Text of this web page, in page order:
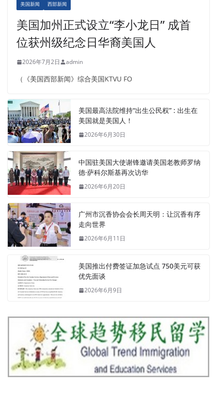
美国新闻 西部新闻
美国加州正式设立“李小龙日” 成首
位获州级纪念日华裔美国人
2026年7月2日 admin
（《美国西部新闻》综合美国KTVU FO
美国最高法院维持“出生公民权” : 出生在
美国就是美国人！
2026年6月30日
中国驻美国大使谢锋邀请美国老教师罗纳
德·萨科尔斯基再次访华
2026年6月20日
广州市沉香协会会长周天明：让沉香有序
走向世界
2026年6月11日
美国推出付费签证加急试点 750美元可获
优先面谈
2026年6月9日